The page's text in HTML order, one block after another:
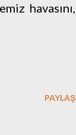
havasını,
PAYLAŞ